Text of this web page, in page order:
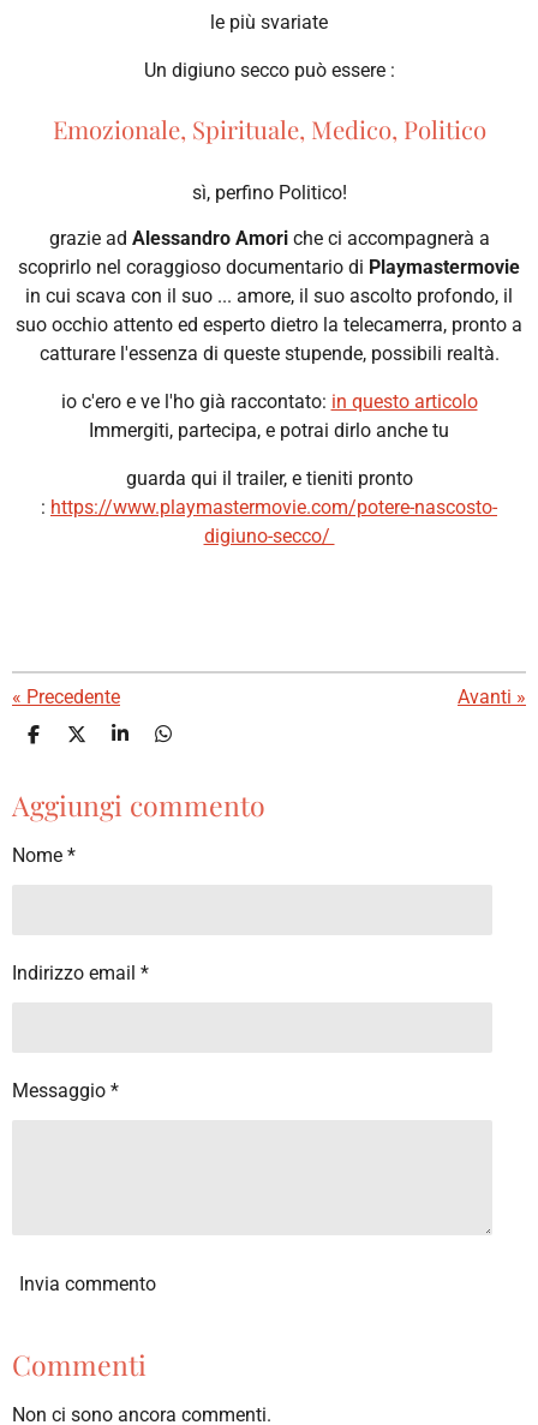
le più svariate
Un digiuno secco può essere :
Emozionale, Spirituale, Medico, Politico
sì, perfino Politico!
grazie ad Alessandro Amoriche ci accompagnerà a
scoprirlo nel coraggioso documentario di Playmastermovie
in cui scava con il suo ... amore, il suo ascolto profondo, il
suo occhio attento ed esperto dietro la telecamerra, pronto a
catturare l'essenza di queste stupende, possibili realtà.
io c'ero e ve l'ho già raccontato: in questo articolo
Immergiti, partecipa, e potrai dirlo anche tu
guarda qui il trailer, e tieniti pronto
: https://www.playmastermovie.com/potere-nascosto-
digiuno-secco/
« Precedente Avanti »
C
d
i
i
C
d
i
i
C
d
i
C
d
i
Aggiungi commento
Nome *
Indirizzo email *
Messaggio *
Invia commento
Commenti
Non ci sono ancora commenti.